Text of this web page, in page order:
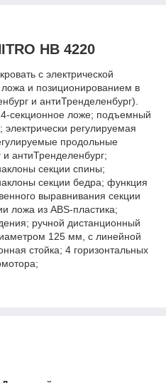
HB 4220
с электрической
и позиционированием в
и антиТренделенбург).
4-секционное ложе; подъемный
регулируемая
продольные
антиТренделенбург;
секции спины;
секции бедра; функция
выравнивания секции
ложа из ABS-пластика;
ручной дистанционный
125 мм, с линейной
стойка; 4 горизонтальных